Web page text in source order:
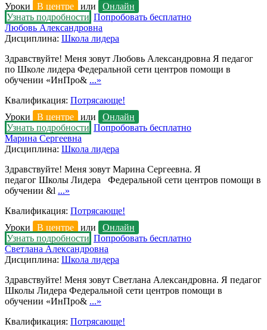
Уроки
В центре или
Онлайн
Узнать подробности Попробовать бесплатно
Любовь Александровна
Дисциплина: Школа лидера
Здравствуйте! Меня зовут Любовь Александровна Я педагог
по Школе лидера Федеральной сети центров помощи в
обучении «ИнПро& ...»
Квалификация: Потрясающе!
Уроки
В центре или
Онлайн
Узнать подробности Попробовать бесплатно
Марина Сергеевна
Дисциплина: Школа лидера
Здравствуйте! Меня зовут Марина Сергеевна. Я
педагог Школы Лидера Федеральной сети центров помощи в
обучении &l ...»
Квалификация: Потрясающе!
Уроки
В центре или
Онлайн
Узнать подробности Попробовать бесплатно
Светлана Александровна
Дисциплина: Школа лидера
Здравствуйте! Меня зовут Светлана Александровна. Я педагог
Школы Лидера Федеральной сети центров помощи в
обучении «ИнПро& ...»
Квалификация: Потрясающе!